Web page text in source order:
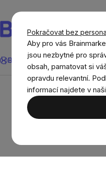
Pokračovat bez
Aby pro vás
jsou nezbytné pro
obsah, pamatovat si
opravdu relevantní.
informací najdete v
obsah
BrainMax® Léto Ušetři
Dotazník životního